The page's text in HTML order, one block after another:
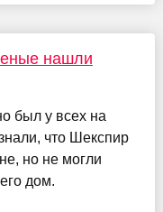
нашли
был у всех на
что Шекспир
но не могли
дом.